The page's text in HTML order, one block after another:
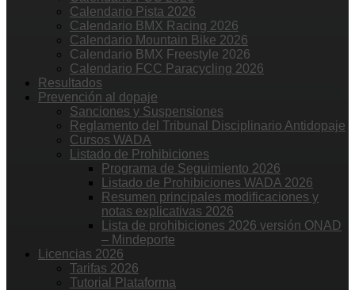
Calendario Pista 2026
Calendario BMX Racing 2026
Calendario Mountain Bike 2026
Calendario BMX Freestyle 2026
Calendario FCC Paracycling 2026
Resultados
Prevención al dopaje
Sanciones y Suspensiones
Reglamento del Tribunal Disciplinario Antidopaje
Cursos WADA
Listado de Prohibiciones
Programa de Seguimiento 2026
Listado de Prohibiciones WADA 2026
Resumen principales modificaciones y
notas explicativas 2026
Lista de prohibiciones 2026 versión ONAD
– Mindeporte
Licencias 2026
Tarifas 2026
Tutorial Plataforma